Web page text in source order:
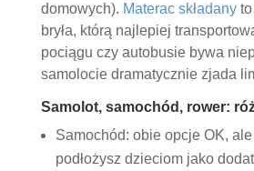
domowych). Materac składanyto
bryła, którą najlepiej
pociągu czy autobusie bywa
samolocie dramatycznie zjada
Samolot, samochód, rower:
Samochód: obie opcje OK, ale
podłożysz dzieciom jako